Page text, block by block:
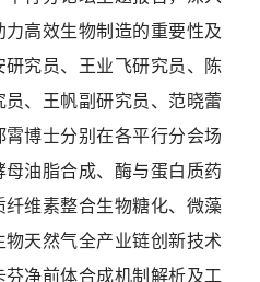
高效生物制造的重要性及
究员、王业飞研究员、陈
、王帆副研究员、范晓蕾
博士分别在各平行分会场
油脂合成、酶与蛋白质药
维素整合生物糖化、微藻
天然气全产业链创新技术
净前体合成机制解析及工